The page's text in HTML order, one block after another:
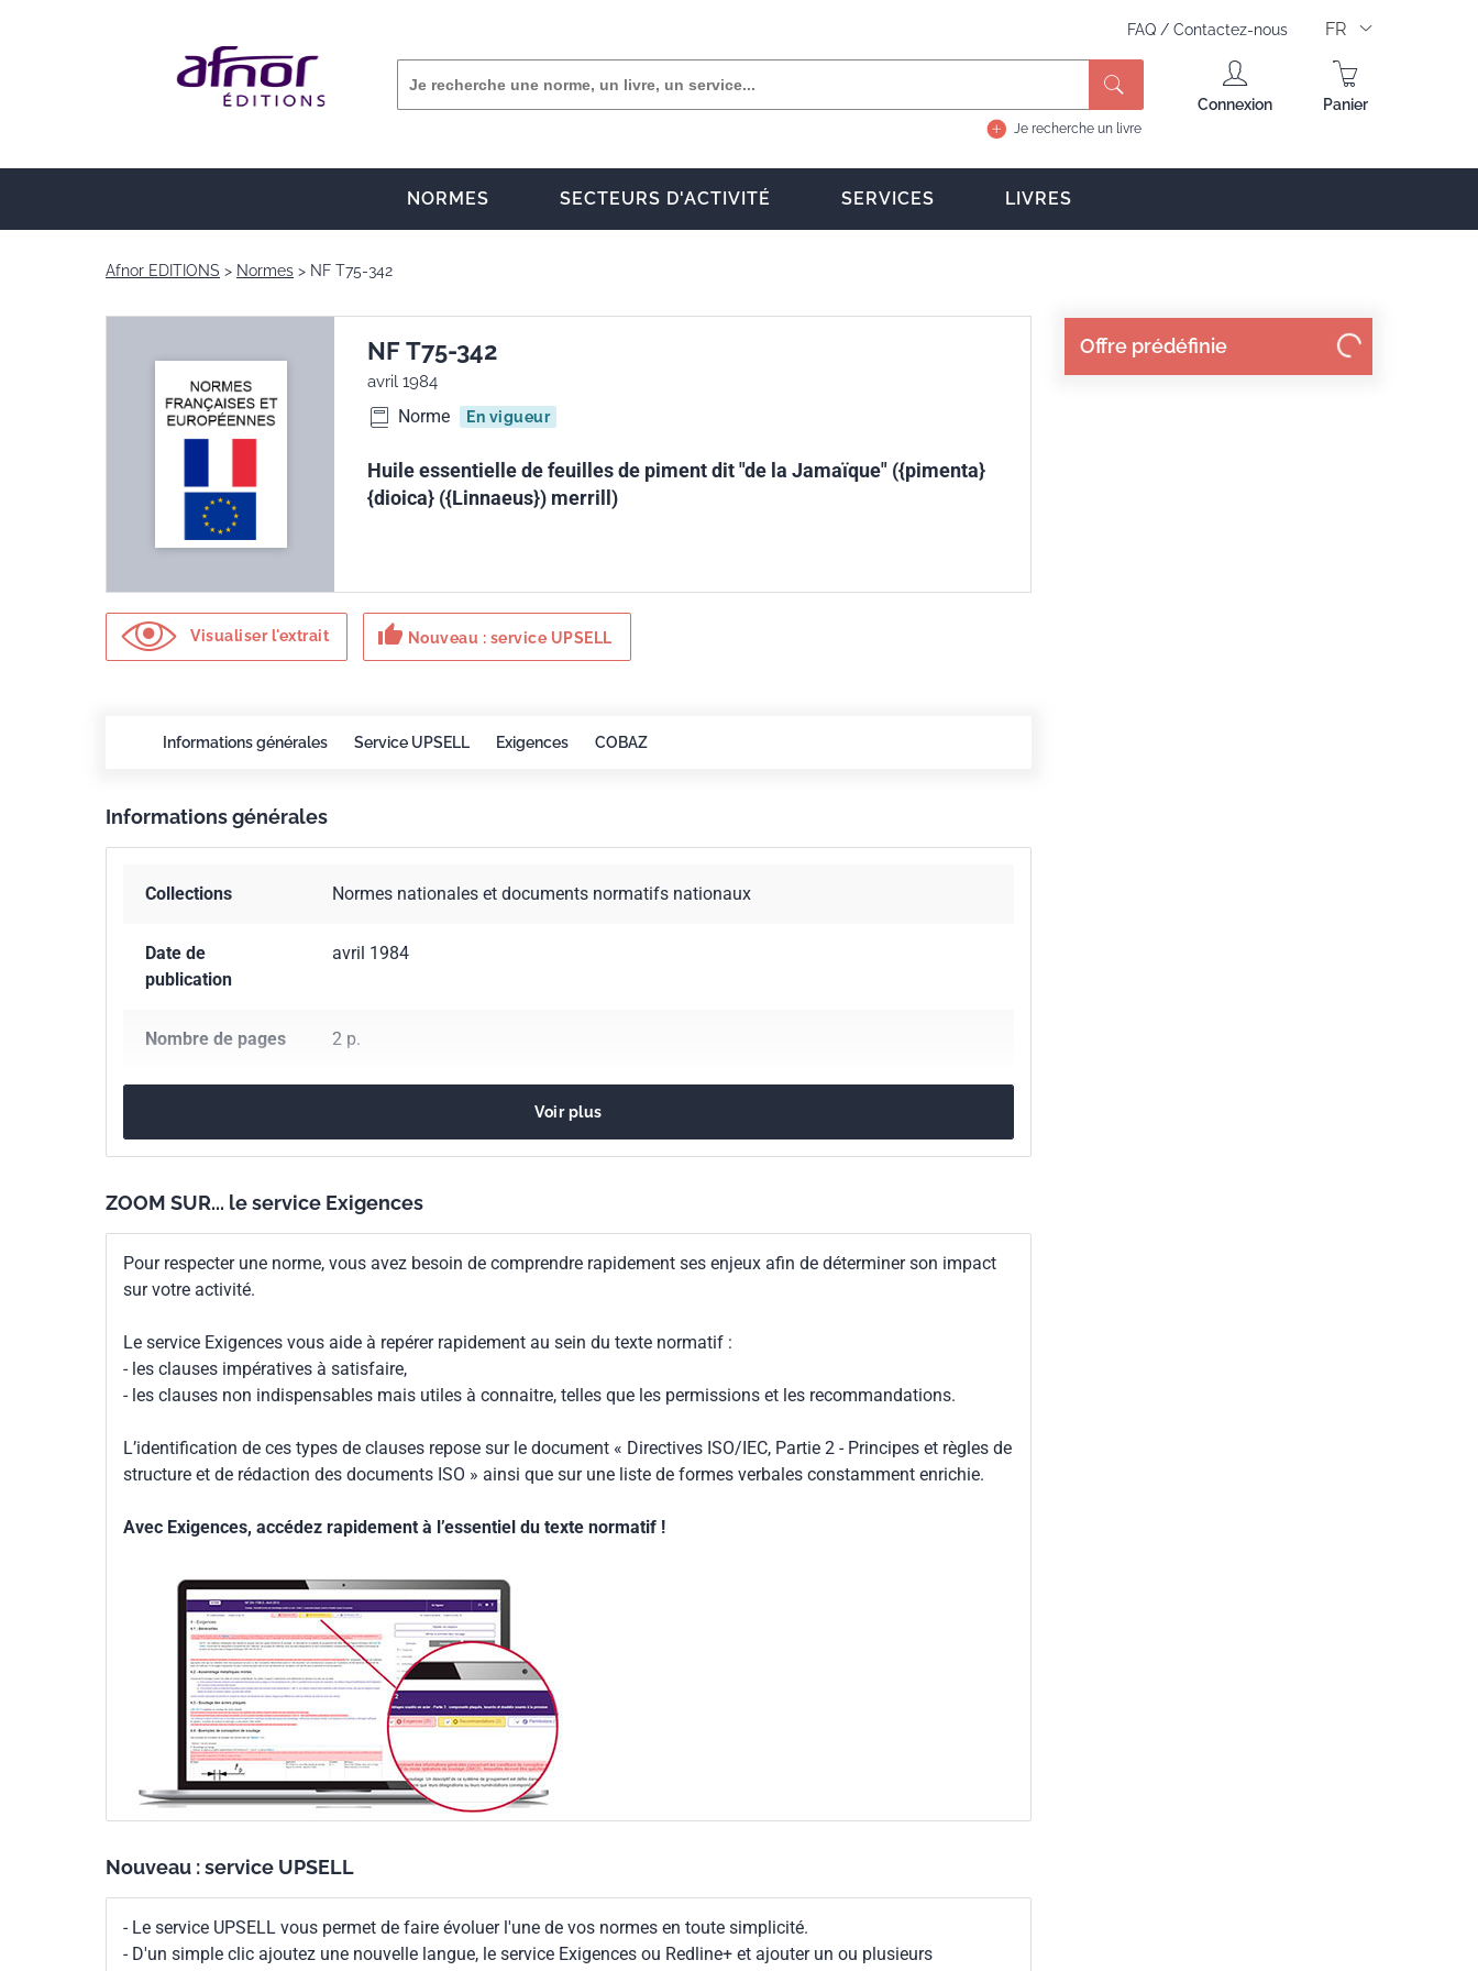
FAQ / Contactez-nous FR
Je recherche un livre
Connexion Panier
NORMES SECTEURS D'ACTIVITÉ SERVICES LIVRES
Afnor EDITIONS Normes NF T75-342
Offre prédéfinie
NF T75-342
avril 1984
Norme En vigueur
Huile essentielle de feuilles de piment dit "de la Jamaïque" ({pimenta}
{dioica} ({Linnaeus}) merrill)
Visualiser l'extrait thumb_up Nouveau : service UPSELL
Informations générales Service UPSELL Exigences COBAZ
Informations générales
Collections Normes nationales et documents normatifs nationaux
Date de
publication
avril 1984
Nombre de pages 2 p.
Codes ICS 71.100.60Huiles essentielles
T75-342
Parenté
internationale
ISO 4729:1984
Voir plus
ZOOM SUR... le service Exigences
Pour respecter une norme, vous avez besoin de comprendre rapidement ses enjeux afin de déterminer son impact
sur votre activité.
Le service Exigences vous aide à repérer rapidement au sein du texte normatif :
- les clauses impératives à satisfaire,
- les clauses non indispensables mais utiles à connaitre, telles que les permissions et les recommandations.
L’identification de ces types de clauses repose sur le document « Directives ISO/IEC, Partie 2 - Principes et règles de
structure et de rédaction des documents ISO » ainsi que sur une liste de formes verbales constamment enrichie.
Avec Exigences, accédez rapidement à l’essentiel du texte normatif !
Nouveau : service UPSELL
- Le service UPSELL vous permet de faire évoluer l'une de vos normes en toute simplicité.
- D'un simple clic ajoutez une nouvelle langue, le service Exigences ou Redline+ et ajouter un ou plusieurs